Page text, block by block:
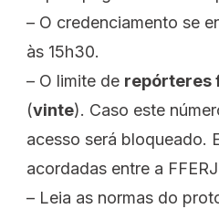
– O credenciamento se
às 15h30.
– O limite de repórteres
(vinte). Caso este
acesso será bloqueado.
acordadas entre a
– Leia as normas do